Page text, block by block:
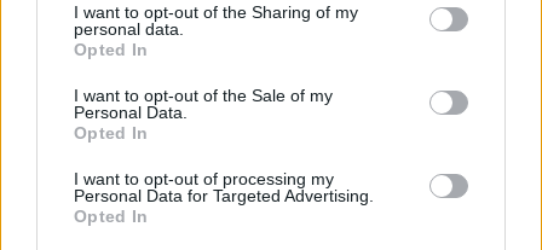
de su consentimiento, pero usted tiene el derecho de
rechazar tal procesamiento. Sus preferencias se aplicarán
cualquier momento entrando de nuevo en este sitio web o
visitando nuestra política de privacidad.
I want to opt-out of the Sharing of my
personal data.
Opted In
I want to opt-out of the Sale of my
Personal Data.
Opted In
I want to opt-out of processing my
Personal Data for Targeted Advertising.
Opted In